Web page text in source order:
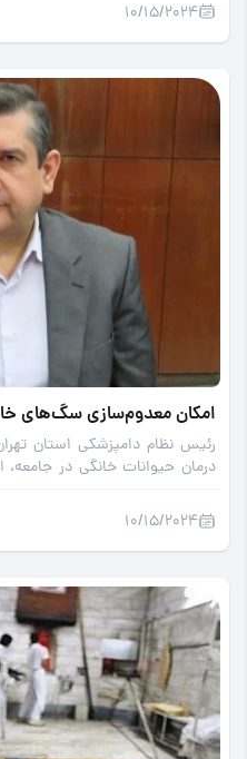
10/15/2024
امکان معدوم‌سازی سگ‌های
رئیس نظام دامپزشکی استان
درمان حیوانات خانگی در جامعه،
10/15/2024